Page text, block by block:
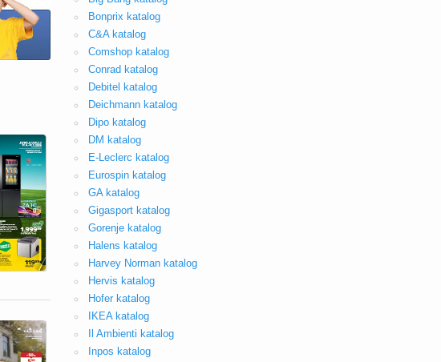
Bonprix katalog
C&A katalog
Comshop katalog
Conrad katalog
Debitel katalog
Deichmann katalog
Dipo katalog
DM katalog
E-Leclerc katalog
Eurospin katalog
GA katalog
Gigasport katalog
Gorenje katalog
Halens katalog
Harvey Norman katalog
Hervis katalog
Hofer katalog
IKEA katalog
Il Ambienti katalog
Inpos katalog